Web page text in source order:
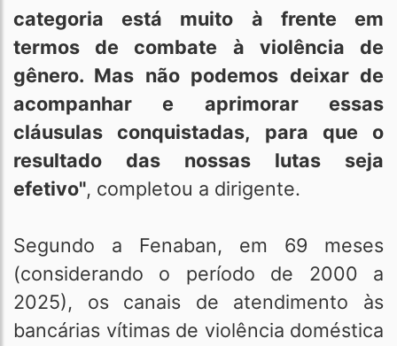
categoria está muito à frente em
termos de combate à violência de
gênero. Mas não podemos deixar de
acompanhar e aprimorar essas
cláusulas conquistadas, para que o
resultado das nossas lutas seja
efetivo", completou a dirigente.
Segundo a Fenaban, em 69 meses
(considerando o período de 2000 a
2025), os canais de atendimento às
bancárias vítimas de violência doméstica